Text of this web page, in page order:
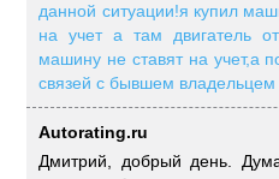
данной ситуации!я купил
на учет а там двигатель
машину не ставят на учет,а
связей с бывшем владельцем
Autorating.ru
Дмитрий, добрый день.